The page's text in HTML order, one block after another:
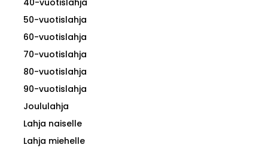
40-vuotislahja
50-vuotislahja
60-vuotislahja
70-vuotislahja
80-vuotislahja
90-vuotislahja
Joululahja
Lahja naiselle
Lahja miehelle